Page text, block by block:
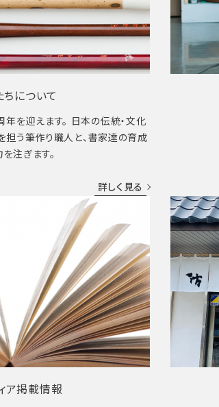
ちについて
を迎えます。 日本の伝統・文化
担う筆作り職人と、書家達の育成
を注ぎます。
詳しく見る
ア掲載情報